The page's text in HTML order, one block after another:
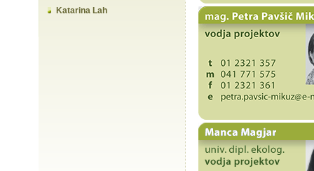
Katarina Lah